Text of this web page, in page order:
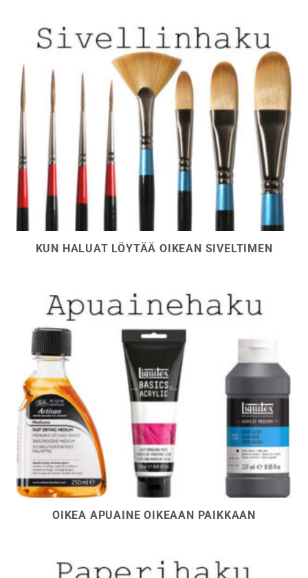
KUN HALUAT LÖYTÄÄ OIKEAN SIVELTIMEN
OIKEA APUAINE OIKEAAN PAIKKAAN